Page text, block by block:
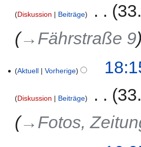
Diskussion Beiträge
→‎Fährstraße 9
Aktuell Vorherige
Diskussion Beiträge
→‎Fotos,